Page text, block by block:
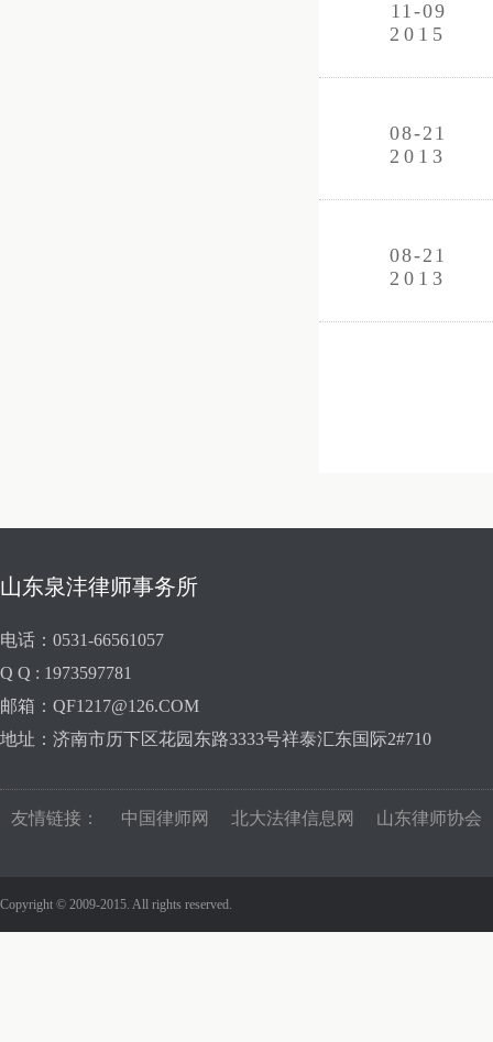
11-09
2015
08-21
2013
08-21
2013
山东泉沣律师事务所
电话：0531-66561057
Q Q : 1973597781
邮箱：QF1217@126.COM
地址：济南市历下区花园东路3333号祥泰汇东国际2#710
友情链接： 中国律师网 北大法律信息网 山东律师协会
Copyright © 2009-2015. All rights reserved.